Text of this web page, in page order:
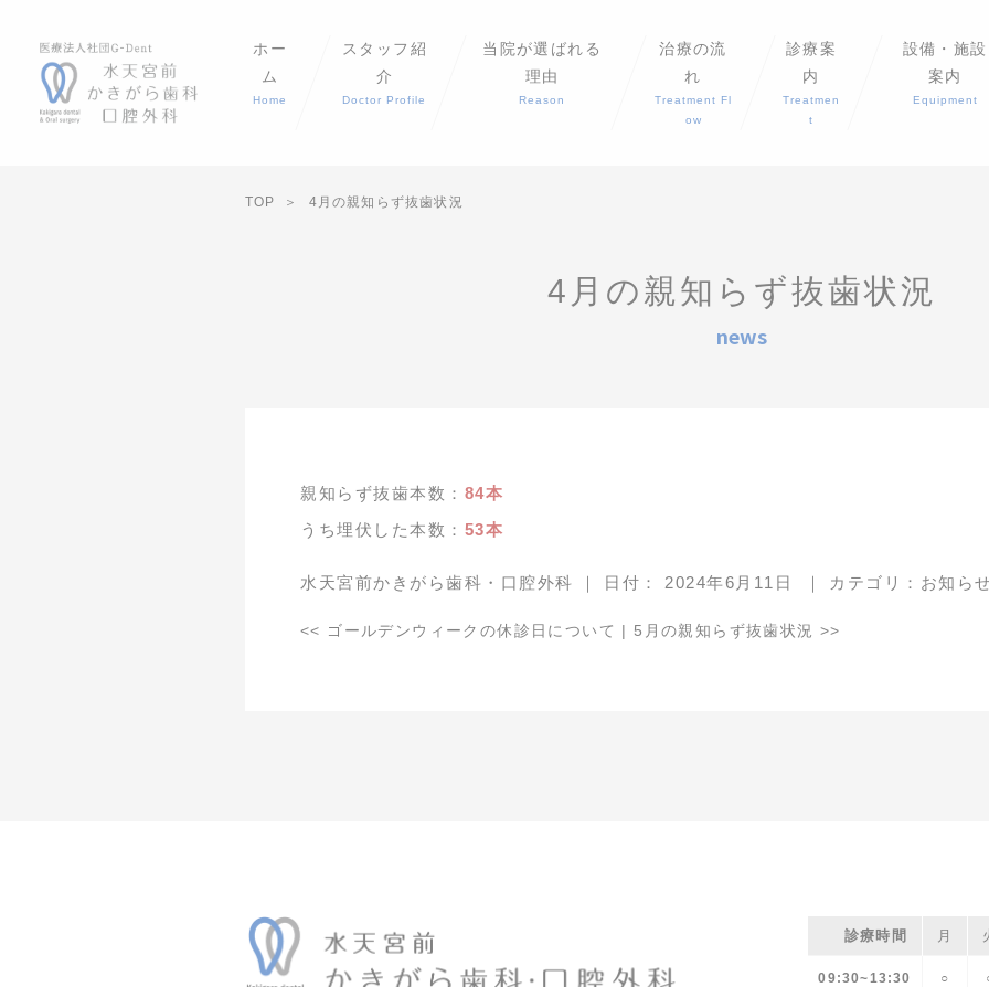
ホー
ム
Home
スタッフ紹
介
Doctor Profile
当院が選ばれる
理由
Reason
治療の流
れ
Treatment Fl
ow
診療案
内
Treatmen
t
設備・施設
案内
Equipment
TOP 4月の親知らず抜歯状況
4月の親知らず抜歯状況
news
親知らず抜歯本数： 84本
うち埋伏した本数： 53本
水天宮前かきがら歯科・口腔外科 ｜ 日付： 2024年6月11日 ｜ カテゴリ： お知ら
<< ゴールデンウィークの休診日について | 5月の親知らず抜歯状況>>
診療時間 月
09:30~13:30 ○